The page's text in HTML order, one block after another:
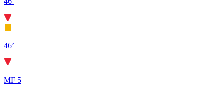
46’
MF 5